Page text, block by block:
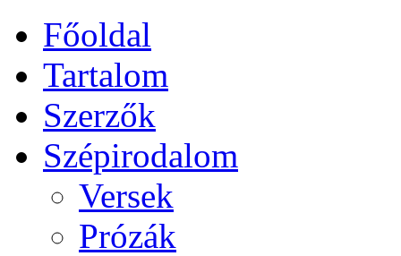
Főoldal
Tartalom
Szerzők
Szépirodalom
Versek
Prózák